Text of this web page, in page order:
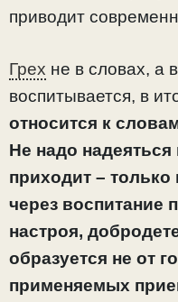
приводит
Грех не в словах, а
воспитывается, в
относится к
Не надо
приходит –
через воспитание
настроя,
образуется не от
применяемых